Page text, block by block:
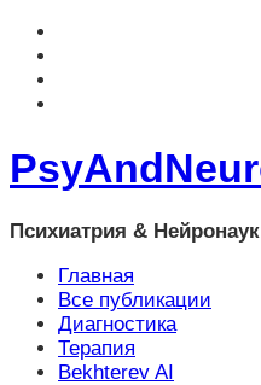
Психиатрия &
Главная
Все публикации
Диагностика
Терапия
Bekhterev AI